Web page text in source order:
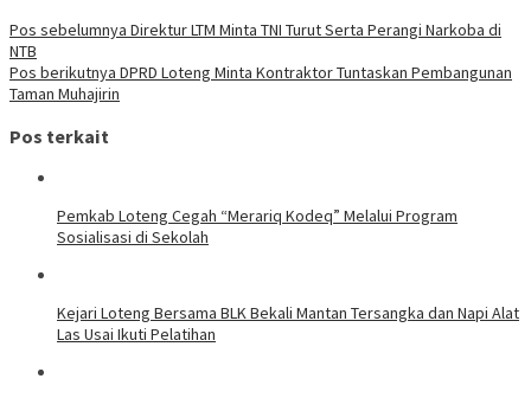
Pos sebelumnya Direktur LTM Minta TNI Turut Serta Perangi Narkoba di
NTB
Pos berikutnya DPRD Loteng Minta Kontraktor Tuntaskan Pembangunan
Taman Muhajirin
Pos terkait
Pemkab Loteng Cegah “Merariq Kodeq” Melalui Program
Sosialisasi di Sekolah
Kejari Loteng Bersama BLK Bekali Mantan Tersangka dan Napi Alat
Las Usai Ikuti Pelatihan